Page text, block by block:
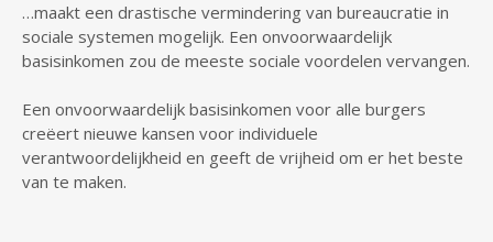
…maakt een drastische vermindering van bureaucratie in
sociale systemen mogelijk. Een onvoorwaardelijk
basisinkomen zou de meeste sociale voordelen vervangen.
Een onvoorwaardelijk basisinkomen voor alle burgers
creëert nieuwe kansen voor individuele
verantwoordelijkheid en geeft de vrijheid om er het beste
van te maken.